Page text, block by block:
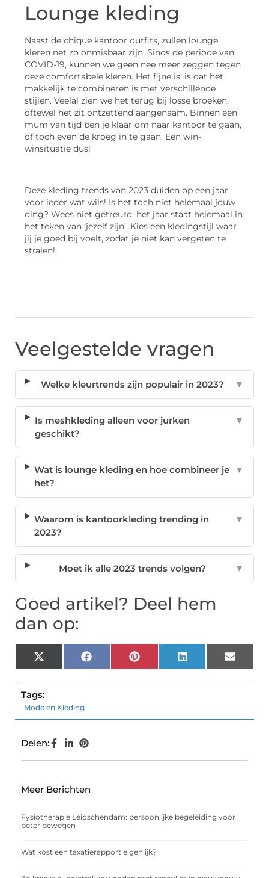
Lounge kleding
Naast de chique kantoor outfits, zullen lounge
kleren net zo onmisbaar zijn. Sinds de periode van
COVID-19, kunnen we geen nee meer zeggen tegen
deze comfortabele kleren. Het fijne is, is dat het
makkelijk te combineren is met verschillende
stijlen. Veelal zien we het terug bij losse broeken,
oftewel het zit ontzettend aangenaam. Binnen een
mum van tijd ben je klaar om naar kantoor te gaan,
of toch even de kroeg in te gaan. Een win-
winsituatie dus!
Deze kleding trends van 2023 duiden op een jaar
voor ieder wat wils! Is het toch niet helemaal jouw
ding? Wees niet getreurd, het jaar staat helemaal in
het teken van ‘jezelf zijn’. Kies een kledingstijl waar
jij je goed bij voelt, zodat je niet kan vergeten te
stralen!
Veelgestelde vragen
Welke kleurtrends zijn populair in 2023? ▼
Is meshkleding alleen voor jurken
geschikt?
▼
Wat is lounge kleding en hoe combineer je
het?
▼
Waarom is kantoorkleding trending in
2023?
▼
Moet ik alle 2023 trends volgen? ▼
Goed artikel? Deel hem
dan op:
X
(Twitter)
FacebookPinterest LinkedIn Email
Tags:
Mode en Kleding
Delen:
Meer Berichten
Fysiotherapie Leidschendam: persoonlijke begeleiding voor
beter bewegen
Wat kost een taxatierapport eigenlijk?